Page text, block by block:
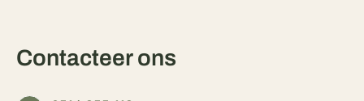
Contacteer ons